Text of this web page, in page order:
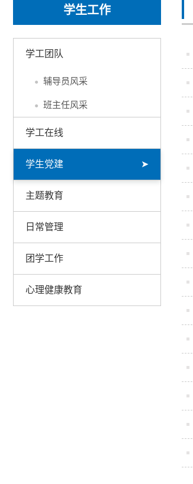
学生工作
学工团队
● 辅导员风采
● 班主任风采
学工在线
学生党建 ➤
主题教育
日常管理
团学工作
心理健康教育